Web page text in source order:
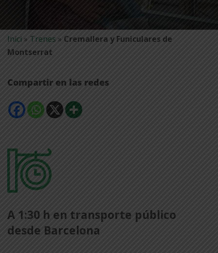
Inici » Trenes » Cremallera y Funiculares de
Montserrat
Compartir en las redes
Comparteix
Facebook
Comparteix
Whatsapp
Comparteix
X
Mostra
compartir
A 1:30 h en transporte público
desde Barcelona